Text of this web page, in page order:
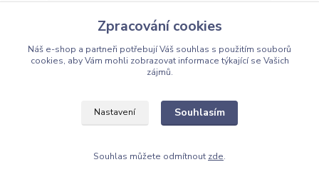
Zpracování cookies
Náš e-shop a partneři potřebují Váš souhlas s použitím souborů
cookies, aby Vám mohli zobrazovat informace týkající se Vašich
zájmů.
Nastavení Souhlasím
Souhlas můžete odmítnout zde.